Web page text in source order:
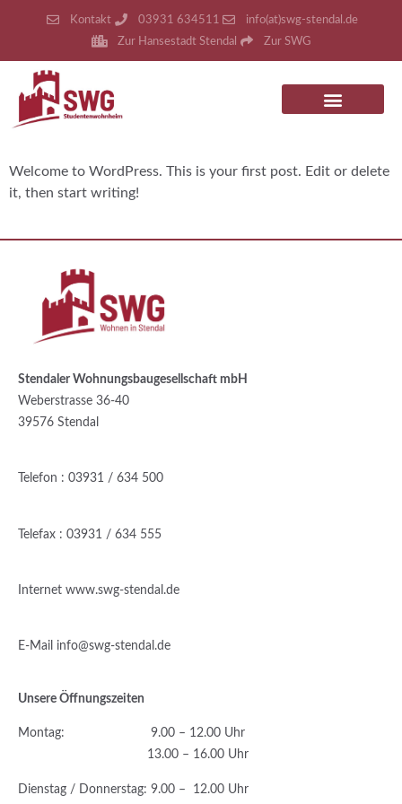
Kontakt 03931 634511
info(at)swg-stendal.de
Zur Hansestadt Stendal
Zur SWG
Welcome to WordPress. This is your first post. Edit or delete
it, then start writing!
Stendaler Wohnungsbaugesellschaft mbH
Weberstrasse 36-40
39576 Stendal
Telefon : 03931 / 634 500
Telefax : 03931 / 634 555
Internet www.swg-stendal.de
E-Mail info@swg-stendal.de
Unsere Öffnungszeiten
Montag: 9.00 – 12.00 Uhr
13.00 – 16.00 Uhr
Dienstag / Donnerstag: 9.00 – 12.00 Uhr